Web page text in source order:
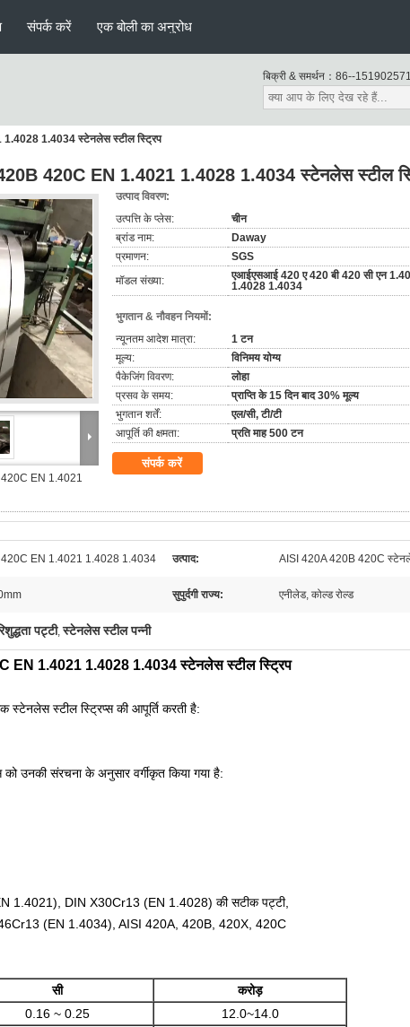
संपर्क करें एक बोली का अनुरोध
बिक्री & समर्थन： 86--
1.4034 स्टेनलेस स्टील स्ट्रिप
420C EN 1.4021 1.4028 1.4034 स्टेनलेस स्टील
EN 1.4021
उत्पाद विवरण:
उत्पत्ति के प्लेस:
चीन
ब्रांड नाम:
Daway
प्रमाणन:
SGS
मॉडल संख्या:
एआईएसआई 420 ए 420 बी 420 सी एन
1.4028 1.4034
भुगतान & नौवहन नियमों:
न्यूनतम आदेश मात्रा:
1 टन
मूल्य:
विनिमय योग्य
पैकेजिंग विवरण:
लोहा
प्रसव के समय:
प्राप्ति के 15 दिन बाद 30% मूल्य
भुगतान शर्तें:
एल/सी, टी/टी
आपूर्ति की क्षमता:
प्रति माह 500 टन
संपर्क करें
EN 1.4021 1.4028 1.4034 उत्पाद: AISI 420A 420B 420C
सुपुर्दगी राज्य: एनीलेड, कोल्ड रोल्ड
पट्टी,स्टेनलेस स्टील पन्नी
EN 1.4021 1.4028 1.4034 स्टेनलेस स्टील स्ट्रिप
स्टेनलेस स्टील स्ट्रिप्स की आपूर्ति करती है:
उनकी संरचना के अनुसार वर्गीकृत किया गया है:
1.4021), DIN X30Cr13 (EN 1.4028) की सटीक पट्टी,
(EN 1.4034), AISI 420A, 420B, 420X, 420C
सी
करोड़
0.16 ~ 0.25
12.0~14.0